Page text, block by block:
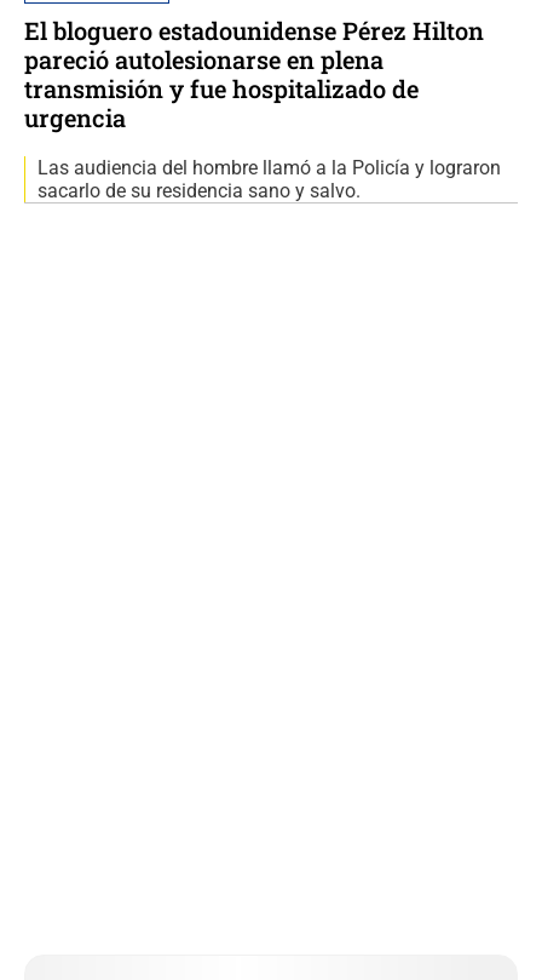
El bloguero estadounidense Pérez Hilton
pareció autolesionarse en plena
transmisión y fue hospitalizado de
urgencia
Las audiencia del hombre llamó a la Policía y lograron
sacarlo de su residencia sano y salvo.